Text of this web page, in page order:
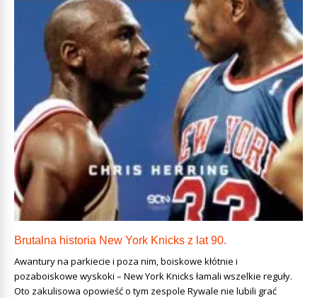
Brutalna historia New York Knicks z lat 90.
Awantury na parkiecie i poza nim, boiskowe kłótnie i
pozaboiskowe wyskoki – New York Knicks łamali wszelkie reguły.
Oto zakulisowa opowieść o tym zespole Rywale nie lubili grać